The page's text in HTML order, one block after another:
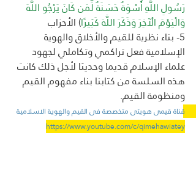
رَسُولِ اللَّهِ أُسْوَةٌ حَسَنَةٌ لِّمَن كَانَ يَرْجُو اللَّهَ
وَالْيَوْمَ الْآخِرَ وَذَكَرَ اللَّهَ كَثِيرًا) الأحزاب
5- بناء نظرية للقيم والأخلاق والهوية
الإسلامية فعل تراكمي وتكاملي لجهود
علماء الإسلام قديما وحديثا لأجل ذلك كانت
هذه السلسة من كتابنا بناء مفهوم القيم
ومنظومة القيم.
قناة قيمى هويتى متخصصة فى القيم والهوية الاسلامية
https://www.youtube.com/c/qimehawiatey